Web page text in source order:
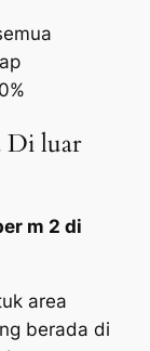
Di luar
m 2 di
area
berada di